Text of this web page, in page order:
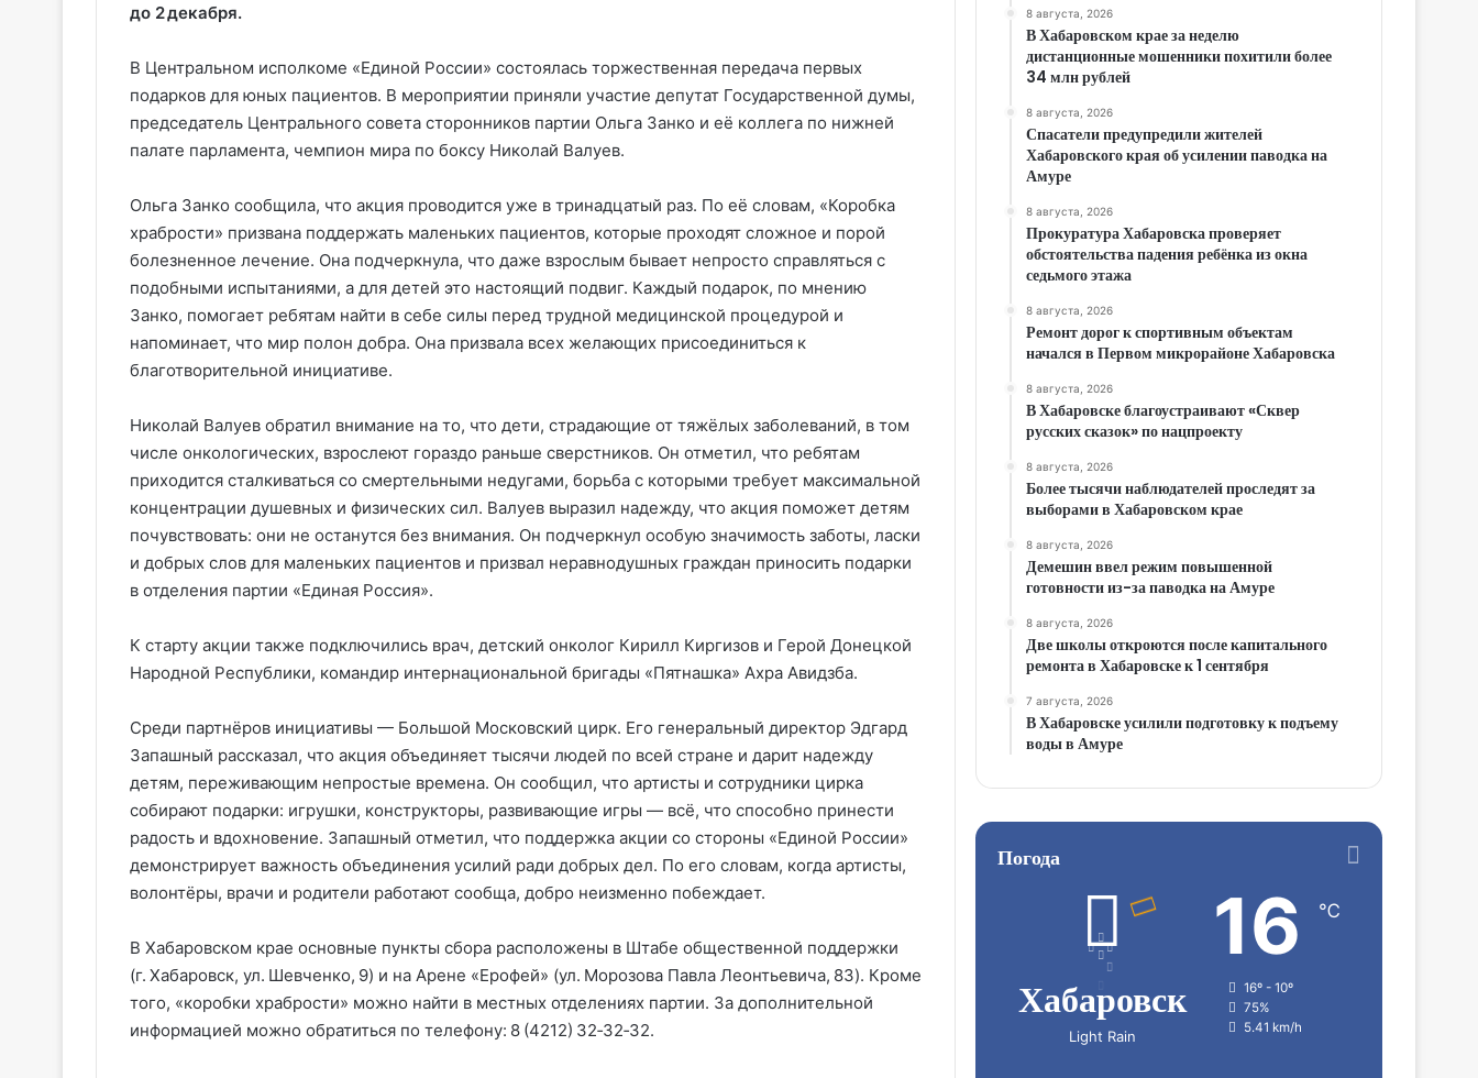
до 2 декабря.
В Центральном исполкоме «Единой России» состоялась торжественная передача первых
подарков для юных пациентов. В мероприятии приняли участие депутат Государственной думы,
председатель Центрального совета сторонников партии Ольга Занко и её коллега по нижней
палате парламента, чемпион мира по боксу Николай Валуев.
Ольга Занко сообщила, что акция проводится уже в тринадцатый раз. По её словам, «Коробка
храбрости» призвана поддержать маленьких пациентов, которые проходят сложное и порой
болезненное лечение. Она подчеркнула, что даже взрослым бывает непросто справляться с
подобными испытаниями, а для детей это настоящий подвиг. Каждый подарок, по мнению
Занко, помогает ребятам найти в себе силы перед трудной медицинской процедурой и
напоминает, что мир полон добра. Она призвала всех желающих присоединиться к
благотворительной инициативе.
Николай Валуев обратил внимание на то, что дети, страдающие от тяжёлых заболеваний, в том
числе онкологических, взрослеют гораздо раньше сверстников. Он отметил, что ребятам
приходится сталкиваться со смертельными недугами, борьба с которыми требует максимальной
концентрации душевных и физических сил. Валуев выразил надежду, что акция поможет детям
почувствовать: они не останутся без внимания. Он подчеркнул особую значимость заботы, ласки
и добрых слов для маленьких пациентов и призвал неравнодушных граждан приносить подарки
в отделения партии «Единая Россия».
К старту акции также подключились врач, детский онколог Кирилл Киргизов и Герой Донецкой
Народной Республики, командир интернациональной бригады «Пятнашка» Ахра Авидзба.
Среди партнёров инициативы — Большой Московский цирк. Его генеральный директор Эдгард
Запашный рассказал, что акция объединяет тысячи людей по всей стране и дарит надежду
детям, переживающим непростые времена. Он сообщил, что артисты и сотрудники цирка
собирают подарки: игрушки, конструкторы, развивающие игры — всё, что способно принести
радость и вдохновение. Запашный отметил, что поддержка акции со стороны «Единой России»
демонстрирует важность объединения усилий ради добрых дел. По его словам, когда артисты,
волонтёры, врачи и родители работают сообща, добро неизменно побеждает.
В Хабаровском крае основные пункты сбора расположены в Штабе общественной поддержки
(г. Хабаровск, ул. Шевченко, 9) и на Арене «Ерофей» (ул. Морозова Павла Леонтьевича, 83). Кроме
того, «коробки храбрости» можно найти в местных отделениях партии. За дополнительной
информацией можно обратиться по телефону: 8 (4212) 32‑32‑32.
8 августа, 2026
В Хабаровском крае за неделю
дистанционные мошенники похитили более
34 млн рублей
8 августа, 2026
Спасатели предупредили жителей
Хабаровского края об усилении паводка на
Амуре
8 августа, 2026
Прокуратура Хабаровска проверяет
обстоятельства падения ребёнка из окна
седьмого этажа
8 августа, 2026
Ремонт дорог к спортивным объектам
начался в Первом микрорайоне Хабаровска
8 августа, 2026
В Хабаровске благоустраивают «Сквер
русских сказок» по нацпроекту
8 августа, 2026
Более тысячи наблюдателей проследят за
выборами в Хабаровском крае
8 августа, 2026
Демешин ввел режим повышенной
готовности из-за паводка на Амуре
8 августа, 2026
Две школы откроются после капитального
ремонта в Хабаровске к 1 сентября
7 августа, 2026
В Хабаровске усилили подготовку к подъему
воды в Амуре
Погода
Хабаровск
Light Rain
16 ℃
16º - 10º
75%
5.41 km/h